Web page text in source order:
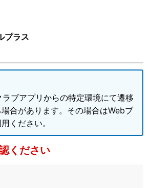
プラス
ブアプリからの特定環境にて遷移
合があります。その場合はWebブ
ください。
ください